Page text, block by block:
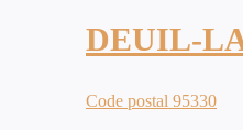
DEUIL-
Code postal 95330